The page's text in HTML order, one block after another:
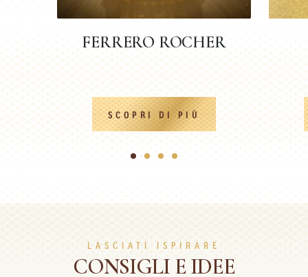
FERRERO ROCHER
SCOPRI DI PIÙ
1 2 3 4
LASCIATI ISPIRARE
CONSIGLI E IDEE